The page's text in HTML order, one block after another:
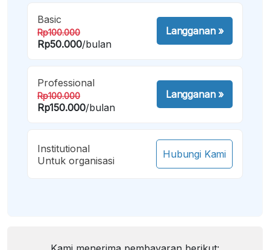
Basic
Rp100.000
Rp50.000/bulan
Langganan»
Professional
Rp100.000
Rp150.000/bulan
Langganan»
Institutional
Untuk organisasi
Hubungi Kami